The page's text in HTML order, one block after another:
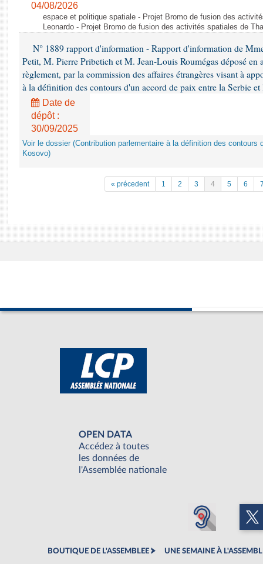
04/08/2026
espace et politique spatiale - Projet Bromo de fusion des
Leonardo - Projet Bromo de fusion des activités spatiales de
N° 1889 rapport d'information - Rapport d'information de
Petit, M. Pierre Pribetich et M. Jean-Louis Roumégas déposé
règlement, par la commission des affaires étrangères visant à
à la définition des contours d'un accord de paix entre la Serbie et
Date de
dépôt :
30/09/2025
Voir le dossier (Contribution parlementaire à la définition des contours
Kosovo)
« précedent 1 2 3 4 5 6
OPEN DATA
Accédez à toutes
les données de
l'Assemblée nationale
BOUTIQUE DE L'ASSEMBLEE UNE SEMAINE À